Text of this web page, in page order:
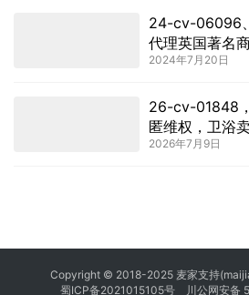
24-cv-06096
代理英国著名
案
2024年7月20日
26-cv-01848
匿维权，卫浴
冻结风险
2026年7月9日
Copyright © 2018-2025 麦家支持
蜀ICP备2021015105号
川公网安备